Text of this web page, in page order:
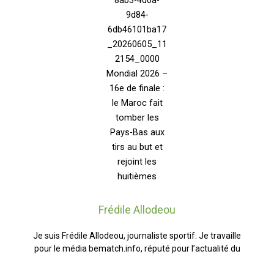
Frédile Allodeou
Je suis Frédile Allodeou, journaliste sportif. Je travaille
pour le média bematch.info, réputé pour l’actualité du